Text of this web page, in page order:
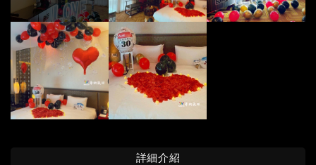
詳細介紹